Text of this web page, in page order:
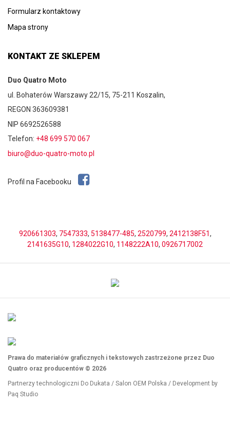
Formularz kontaktowy
Mapa strony
KONTAKT ZE SKLEPEM
Duo Quatro Moto
ul. Bohaterów Warszawy 22/15, 75-211 Koszalin,
REGON 363609381
NIP 6692526588
Telefon: +48 699 570 067
biuro@duo-quatro-moto.pl
Profil na Facebooku
920661303, 7547333, 5138477-485, 2520799, 2412138F51,
2141635G10, 1284022G10, 1148222A10, 0926717002
Prawa do materiałów graficznych i tekstowych zastrzeżone przez Duo
Quatro oraz producentów © 2026
Partnerzy technologiczni Do Dukata / Salon OEM Polska / Development by
Paq Studio